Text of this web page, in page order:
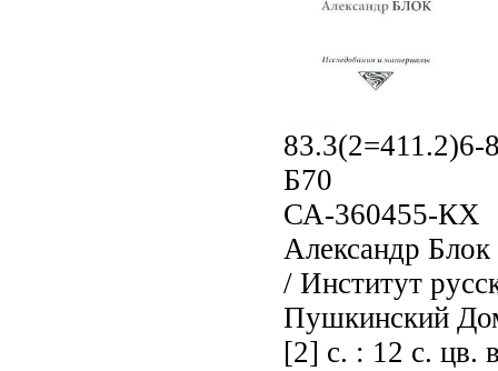
83.3(2=411.2)6-
Б70
СА-360455-КХ
Александр
/ Институт
Пушкинский
[2] с. : 12 с. цв.